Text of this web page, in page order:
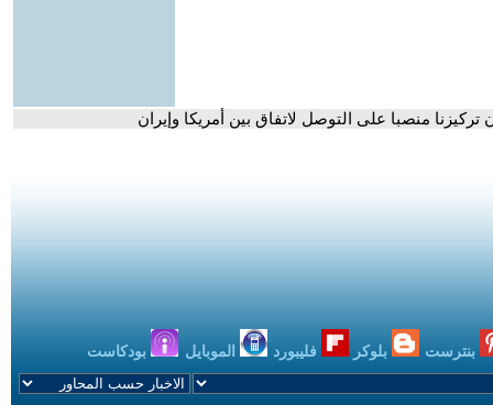
منصبا على التوصل لاتفاق بين أمريكا وإيران
بنترست بلوكر فليبورد الموبايل بودكاست